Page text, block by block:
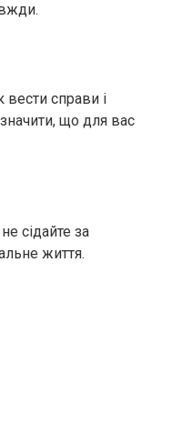
справи і
що для вас
сідайте за
життя.